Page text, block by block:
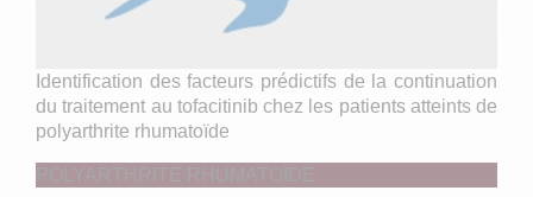
Identification des facteurs prédictifs de la continuation
du traitement au tofacitinib chez les patients atteints de
polyarthrite rhumatoïde